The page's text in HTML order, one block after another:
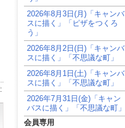
2026年8月3日(月)「キャンバ
スに描く」「ピザをつくろ
う」
2026年8月2日(日)「キャンバ
スに描く」「不思議な町」
2026年8月1日(土)「キャンバ
スに描く」「不思議な町」
2026年7月31日(金)「キャン
バスに描く」「不思議な町」
会員専用